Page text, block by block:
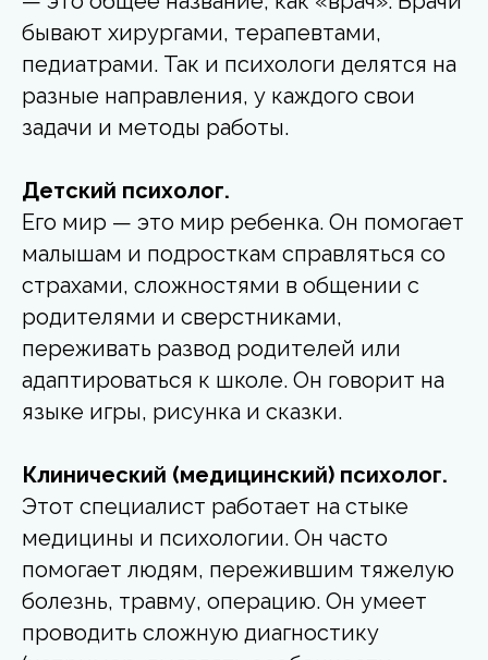
бывают хирургами, терапевтами,
педиатрами. Так и психологи делятся на
разные направления, у каждого свои
задачи и методы работы.
Детский психолог.
Его мир — это мир ребенка. Он помогает
малышам и подросткам справляться со
страхами, сложностями в общении с
родителями и сверстниками,
переживать развод родителей или
адаптироваться к школе. Он говорит на
языке игры, рисунка и сказки.
Клинический (медицинский) психолог.
Этот специалист работает на стыке
медицины и психологии. Он часто
помогает людям, пережившим тяжелую
болезнь, травму, операцию. Он умеет
проводить сложную диагностику